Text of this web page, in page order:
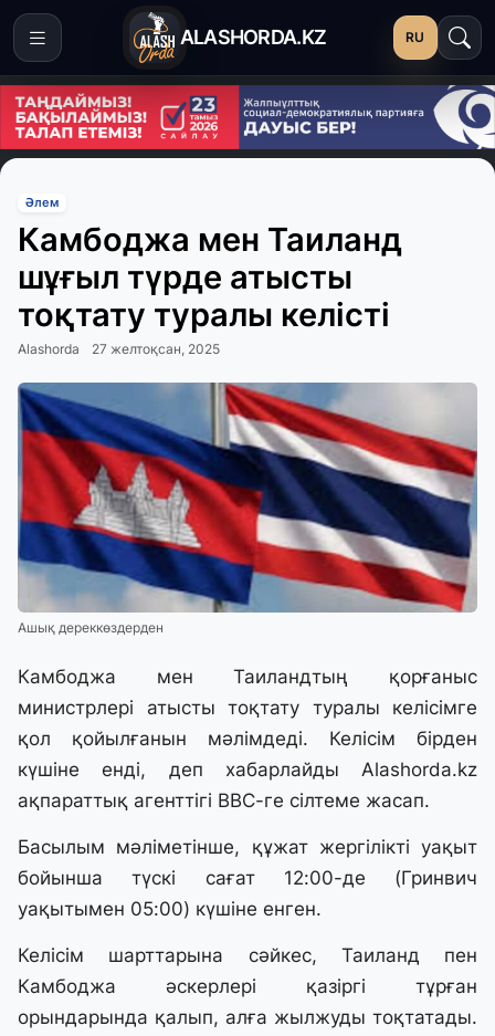
ALASHORDA.KZ RU
Әлем
Камбоджа мен Таиланд
шұғыл түрде атысты
тоқтату туралы келісті
Alashorda 27 желтоқсан, 2025
Ашық дереккөздерден
Камбоджа мен Таиландтың қорғаныс
министрлері атысты тоқтату туралы келісімге
қол қойылғанын мәлімдеді. Келісім бірден
күшіне енді, деп хабарлайды Alashorda.kz
ақпараттық агенттігі BBC-ге сілтеме жасап.
Басылым мәліметінше, құжат жергілікті уақыт
бойынша түскі сағат 12:00-де (Гринвич
уақытымен 05:00) күшіне енген.
Келісім шарттарына сәйкес, Таиланд пен
Камбоджа әскерлері қазіргі тұрған
орындарында қалып, алға жылжуды тоқтатады.